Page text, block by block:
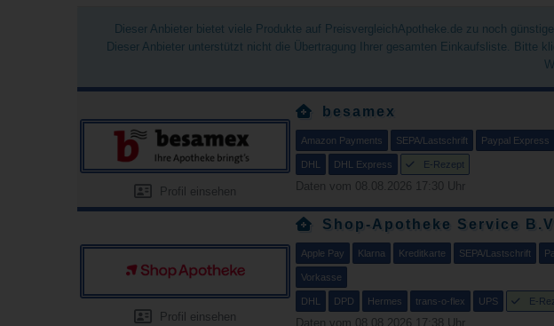
Dieser Anbieter bietet viele Produkte auf PreisvergleichApotheke.de zu noch
Dieser Anbieter unterstützt nicht die Übertragung Ihrer gesamten Einkaufsliste. Bitte
Profil einsehen
besamex
Amazon Payments SEPA/Lastschrift Paypal Express
DHL DHL Express E-Rezept
Daten vom 08.08.2026 17:30 Uhr
Profil einsehen
Shop-Apotheke Service
Apple Pay Klarna Kreditkarte SEPA/Lastschrift
Vorkasse
DHL DPD Hermes trans-o-flex UPS E-
Daten vom 08.08.2026 17:38 Uhr